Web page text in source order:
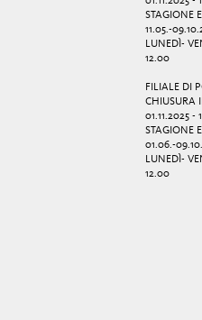
STAGIONE
11.05.-
LUNEDÌ-
12.00
FILIALE DI
CHIUSURA
01.11.2025 -
STAGIONE
01.06.-
LUNEDÌ-
12.00